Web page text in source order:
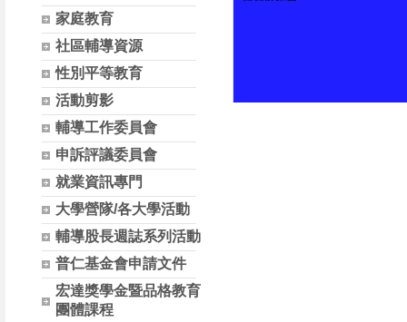
家庭教育
社區輔導資源
性別平等教育
活動剪影
輔導工作委員會
申訴評議委員會
就業資訊專門
大學營隊/各大學活動
輔導股長週誌系列活動
普仁基金會申請文件
宏達獎學金暨品格教育
團體課程